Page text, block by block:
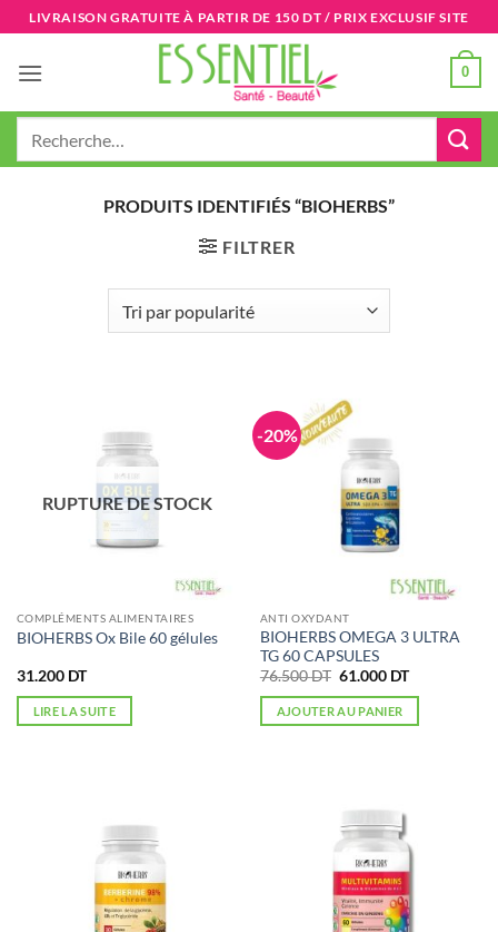
Passer
au
contenu
LIVRAISON GRATUITE À PARTIR DE 150 DT / PRIX EXCLUSIF SITE
0
PRODUITS IDENTIFIÉS “BIOHERBS”
FILTRER
RUPTURE DE STOCK
COMPLÉMENTS ALIMENTAIRES
BIOHERBS Ox Bile 60 gélules
31.200 DT
LIRE LA SUITE
-20%
ANTI OXYDANT
BIOHERBS OMEGA 3 ULTRA
TG 60 CAPSULES
76.500DT Le
initial
était :
61.000 DTLe
actuel
AJOUTER AU PANIER